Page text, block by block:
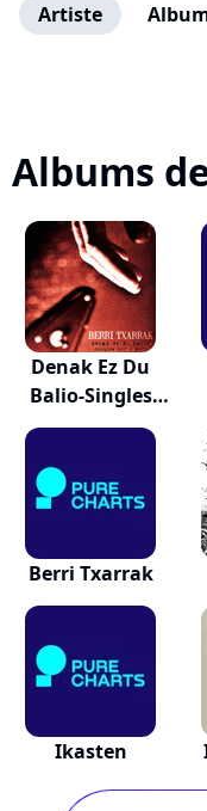
Artiste
Albums
Denak Ez Du
Balio-Singles
199...
Berri Txarrak
Ikasten